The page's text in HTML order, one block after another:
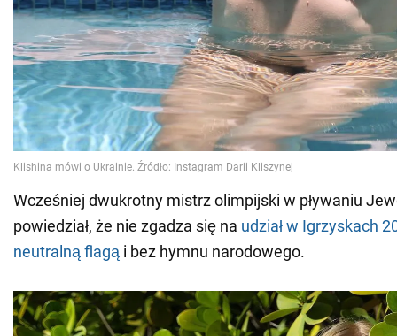
Wcześniej dwukrotny mistrz olimpijski w pływaniu
powiedział, że nie zgadza się na udział w Igrzyskach
neutralną flagą i bez hymnu narodowego.